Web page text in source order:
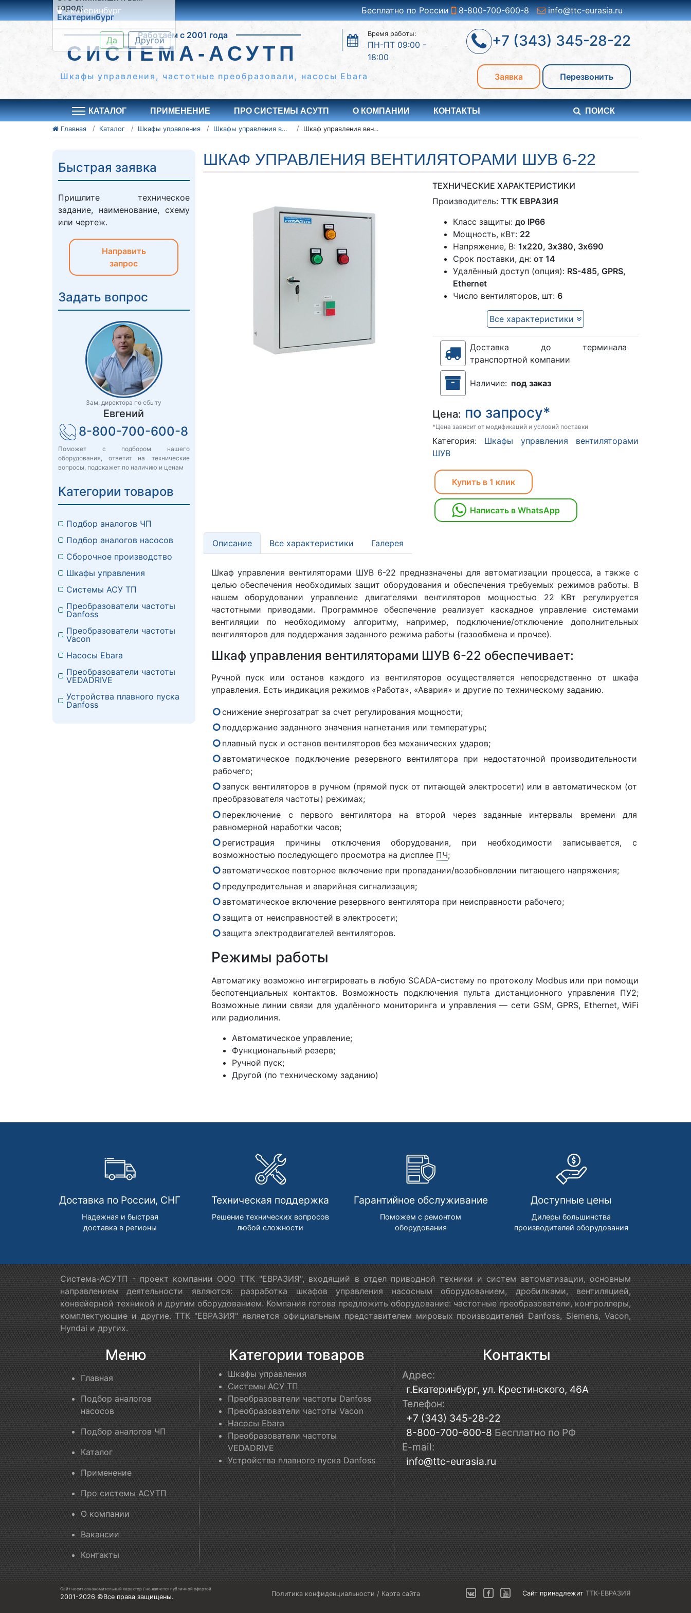
Екатеринбург
город:
Екатеринбург
Другой
Бесплатно по России 8-800-700-600-8 info@ttc-eurasia.ru
Работаем с 2001 года
СИСТЕМА-АСУТП
Время работы:
ПН-ПТ 09:00 -
18:00
Шкафы управления, частотные преобразовали, насосы Ebara
+7 (343) 345-28-22
Заявка Перезвонить
КАТАЛОГ ПРИМЕНЕНИЕ ПРО СИСТЕМЫ АСУТП О КОМПАНИИ КОНТАКТЫ ПОИСК
Главная Каталог Шкафы управления Шкафы управления вентиляторами ШУВ Шкаф управления вентиляторами ШУВ 6-22
ШКАФ УПРАВЛЕНИЯ ВЕНТИЛЯТОРАМИ ШУВ 6-22
ТЕХНИЧЕСКИЕ ХАРАКТЕРИСТИКИ
Производитель:ТТК ЕВРАЗИЯ
Класс защиты:до IP66
Мощность, кВт: 22
Напряжение, В:1x220, 3х380, 3х690
Срок поставки, дн:от 14
Удалённый доступ (опция): RS-485, GPRS,
Ethernet
Число вентиляторов, шт:6
Все характеристики
Доставка до терминала
транспортной компании
Наличие: под заказ
Цена: по запросу*
*Цена зависит от модификаций и условий поставки
Категория: Шкафы управления вентиляторами
ШУВ
Купить в 1 клик
Написать в WhatsApp
Описание Все характеристики Галерея
Шкаф управления вентиляторами ШУВ 6-22 предназначены для автоматизации процесса, а также с
целью обеспечения необходимых защит оборудования и обеспечения требуемых режимов работы. В
нашем оборудовании управление двигателями вентиляторов мощностью 22 КВт регулируется
частотными приводами. Программное обеспечение реализует каскадное управление системами
вентиляции по необходимому алгоритму, например, подключение/отключение дополнительных
вентиляторов для поддержания заданного режима работы (газообмена и прочее).
Шкаф управления вентиляторами ШУВ 6-22 обеспечивает:
Ручной пуск или останов каждого из вентиляторов осуществляется непосредственно от шкафа
управления. Есть индикация режимов «Работа», «Авария» и другие по техническому заданию.
снижение энергозатрат за счет регулирования мощности;
поддержание заданного значения нагнетания или температуры;
плавный пуск и останов вентиляторов без механических ударов;
автоматическое подключение резервного вентилятора при недостаточной производительности
рабочего;
запуск вентиляторов в ручном (прямой пуск от питающей электросети) или в автоматическом (от
преобразователя частоты) режимах;
переключение с первого вентилятора на второй через заданные интервалы времени для
равномерной наработки часов;
регистрация причины отключения оборудования, при необходимости записывается, с
возможностью последующего просмотра на дисплее ПЧ;
автоматическое повторное включение при пропадании/возобновлении питающего напряжения;
предупредительная и аварийная сигнализация;
автоматическое включение резервного вентилятора при неисправности рабочего;
защита от неисправностей в электросети;
защита электродвигателей вентиляторов.
Режимы работы
Автоматику возможно интегрировать в любую SCADA-систему по протоколу Modbus или при помощи
беспотенциальных контактов. Возможность подключения пульта дистанционного управления ПУ2;
Возможные линии связи для удалённого мониторинга и управления — сети GSM, GPRS, Ethernet, WiFi
или радиолиния.
Автоматическое управление;
Функциональный резерв;
Ручной пуск;
Другой (по техническому заданию)
Быстрая заявка
Пришлите техническое
задание, наименование, схему
или чертеж.
Направить
запрос
Задать вопрос
Зам. директора по сбыту
Евгений
8-800-700-600-8
Поможет с подбором нашего
оборудования, ответит на технические
вопросы, подскажет по наличию и ценам
Категории товаров
Подбор аналогов ЧП
Подбор аналогов насосов
Сборочное производство
Шкафы управления
Системы АСУ ТП
Преобразователи частоты
Danfoss
Преобразователи частоты
Vacon
Насосы Ebara
Преобразователи частоты
VEDADRIVE
Устройства плавного пуска
Danfoss
Доставка по России, СНГ
Надежная и быстрая
доставка в регионы
Техническая поддержка
Решение технических вопросов
любой сложности
Гарантийное обслуживание
Поможем с ремонтом
оборудования
Доступные цены
Дилеры большинства
производителей оборудования
Система-АСУТП - проект компании ООО ТТК "ЕВРАЗИЯ", входящий в отдел приводной техники и систем автоматизации, основным
направлением деятельности являются: разработка шкафов управления насосным оборудованием, дробилками, вентиляцией,
конвейерной техникой и другим оборудованием. Компания готова предложить оборудование: частотные преобразователи, контроллеры,
комплектующие и другие. ТТК "ЕВРАЗИЯ" является официальным представителем мировых производителей Danfoss, Siemens, Vacon,
Hyndai и других.
Меню
Главная
Подбор аналогов
насосов
Подбор аналогов ЧП
Каталог
Применение
Про системы АСУТП
О компании
Вакансии
Контакты
Категории товаров
Шкафы управления
Системы АСУ ТП
Преобразователи частоты Danfoss
Преобразователи частоты Vacon
Насосы Ebara
Преобразователи частоты
VEDADRIVE
Устройства плавного пуска Danfoss
Контакты
Адрес:
г.Екатеринбург, ул. Крестинского, 46А
Телефон:
+7 (343) 345-28-22
8-800-700-600-8 Бесплатно по РФ
E-mail:
info@ttc-eurasia.ru
Сайт носит ознакомительный характер / не является публичной офертой
2001-2026 ©Все права защищены. Политика конфиденциальности / Карта сайта Сайт принадлежит ТТК-ЕВРАЗИЯ